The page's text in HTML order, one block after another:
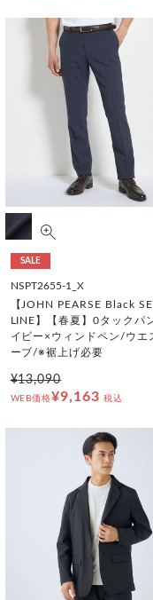
SALE
NSPT2655-1_X
【JOHN PEARSE Black
LINE】【春夏】0タックパ
イビー×ウィンドペン/ウエ
ーブ/※裾上げ必要
¥13,090
WEB価格¥9,163 税込